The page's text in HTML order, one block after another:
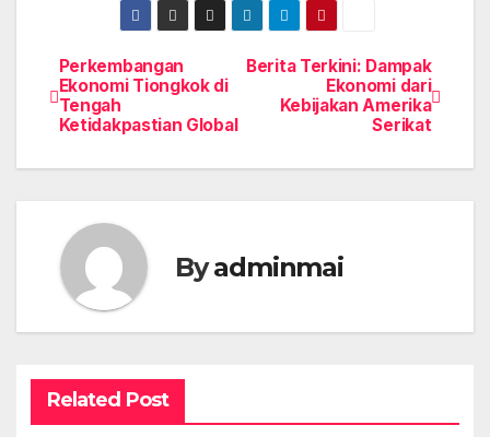
Post
navigation
Berita Terkini: Dampak
Ekonomi dari
Kebijakan Amerika
Serikat
Perkembangan
Ekonomi Tiongkok di
Tengah
Ketidakpastian Global
Byadminmai
Related Post